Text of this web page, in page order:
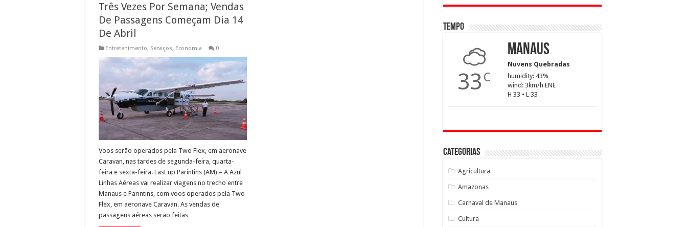
Três Vezes Por Semana; Vendas
De Passagens Começam Dia 14
De Abril
Entretenimento, Serviços, Economia 0
Voos serão operados pela Two Flex, em aeronave
Caravan, nas tardes de segunda-feira, quarta-
feira e sexta-feira. Last up Parintins (AM) – A Azul
Linhas Aéreas vai realizar viagens no trecho entre
Manaus e Parintins, com voos operados pela Two
Flex, em aeronave Caravan. As vendas de
passagens aéreas serão feitas …
Tempo
33 C
Manaus
Nuvens Quebradas
humidity: 43%
wind: 3km/h ENE
H 33 • L 33
Categorias
Agricultura
Amazonas
Carnaval de Manaus
Cultura